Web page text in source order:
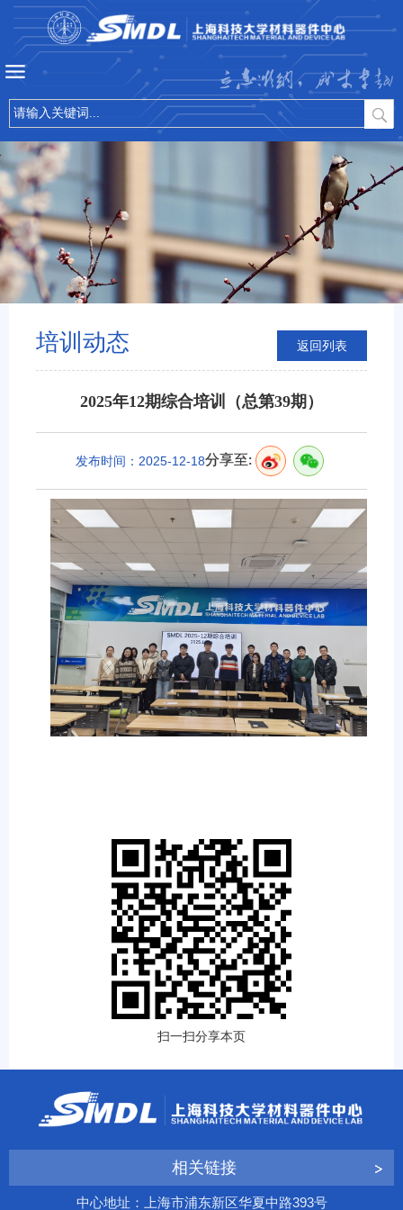
立志微纳，成才卓越
培训动态 返回列表
2025年12期综合培训（总第39期）
发布时间：2025-12-18分享至:
扫一扫分享本页
相关链接
中心地址：上海市浦东新区华夏中路393号